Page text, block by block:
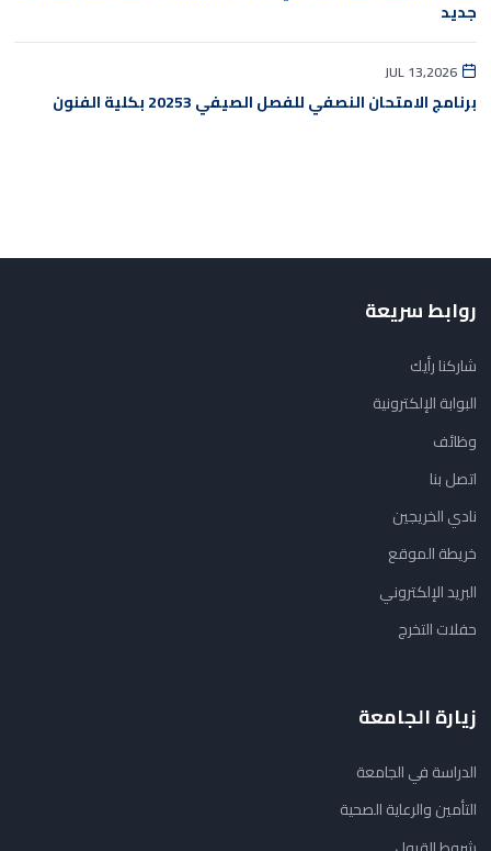
جديد
JUL 13,2026
برنامج الامتحان النصفي للفصل الصيفي 20253 بكلية الفنون
روابط سريعة
شاركنا رأيك
البوابة الإلكترونية
وظائف
اتصل بنا
نادي الخريجين
خريطة الموقع
البريد الإلكتروني
حفلات التخرج
زيارة الجامعة
الدراسة في الجامعة
التأمين والرعاية الصحية